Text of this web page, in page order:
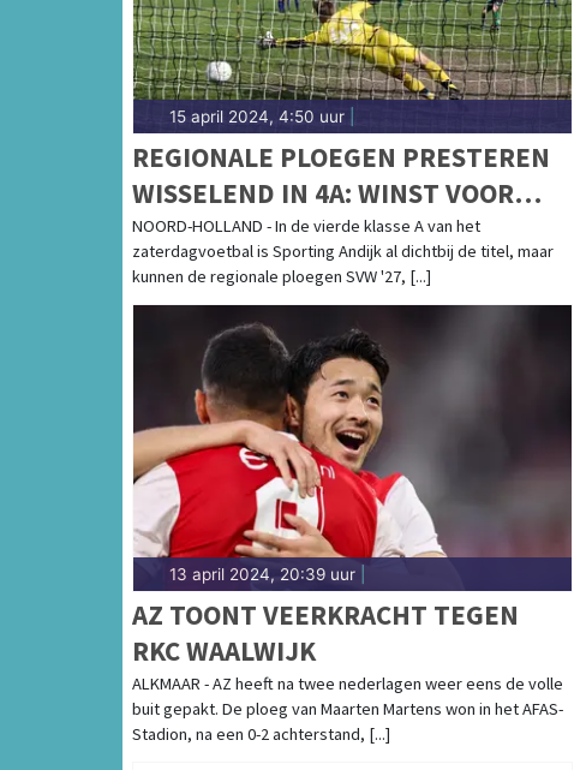
15 april 2024, 4:50 uur
REGIONALE PLOEGEN PRESTEREN
WISSELEND IN 4A: WINST VOOR
KOLPING, VRONE GELIJK EN SVW
'27 ONDERUIT
NOORD-HOLLAND - In de vierde klasse A van het
zaterdagvoetbal is Sporting Andijk al dichtbij de titel, maar
kunnen de regionale ploegen SVW '27, [...]
13 april 2024, 20:39 uur
AZ TOONT VEERKRACHT TEGEN
RKC WAALWIJK
ALKMAAR - AZ heeft na twee nederlagen weer eens de volle
buit gepakt. De ploeg van Maarten Martens won in het AFAS-
Stadion, na een 0-2 achterstand, [...]